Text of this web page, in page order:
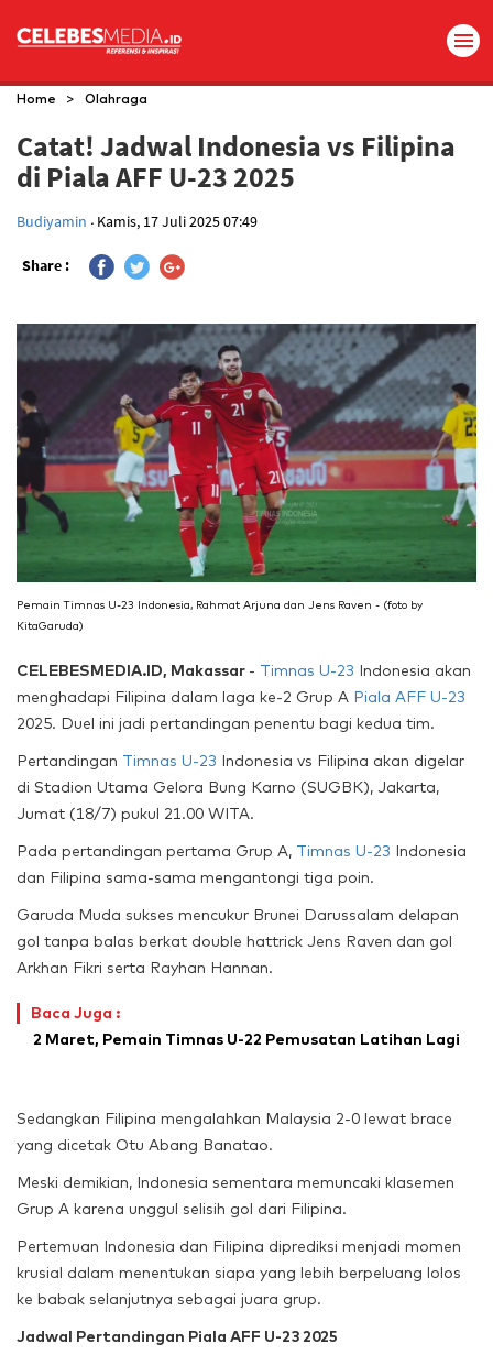
Home > Olahraga
Catat! Jadwal Indonesia vs Filipina
di Piala AFF U-23 2025
Budiyamin . Kamis, 17 Juli 2025 07:49
Share :
Pemain Timnas U-23 Indonesia, Rahmat Arjuna dan Jens Raven - (foto by
KitaGaruda)
CELEBESMEDIA.ID, Makassar - Timnas U-23 Indonesia akan
menghadapi Filipina dalam laga ke-2 Grup A Piala AFF U-23
2025. Duel ini jadi pertandingan penentu bagi kedua tim.
Pertandingan Timnas U-23 Indonesia vs Filipina akan digelar
di Stadion Utama Gelora Bung Karno (SUGBK), Jakarta,
Jumat (18/7) pukul 21.00 WITA.
Pada pertandingan pertama Grup A, Timnas U-23 Indonesia
dan Filipina sama-sama mengantongi tiga poin.
Garuda Muda sukses mencukur Brunei Darussalam delapan
gol tanpa balas berkat double hattrick Jens Raven dan gol
Arkhan Fikri serta Rayhan Hannan.
Baca Juga :
2 Maret, Pemain Timnas U-22 Pemusatan Latihan Lagi
Sedangkan Filipina mengalahkan Malaysia 2-0 lewat brace
yang dicetak Otu Abang Banatao.
Meski demikian, Indonesia sementara memuncaki klasemen
Grup A karena unggul selisih gol dari Filipina.
Pertemuan Indonesia dan Filipina diprediksi menjadi momen
krusial dalam menentukan siapa yang lebih berpeluang lolos
ke babak selanjutnya sebagai juara grup.
Jadwal Pertandingan Piala AFF U-23 2025